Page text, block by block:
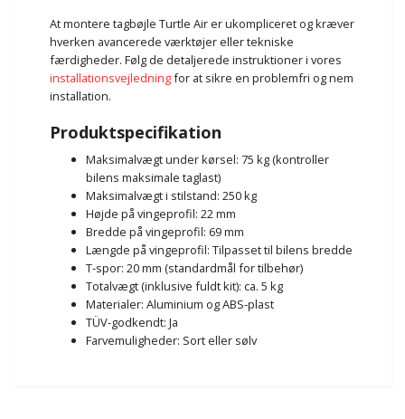
At montere tagbøjle Turtle Air er ukompliceret og kræver
hverken avancerede værktøjer eller tekniske
færdigheder. Følg de detaljerede instruktioner i vores
installationsvejledningfor at sikre en problemfri og nem
installation.
Produktspecifikation
Maksimalvægt under kørsel: 75 kg (kontroller
bilens maksimale taglast)
Maksimalvægt i stilstand: 250 kg
Højde på vingeprofil: 22 mm
Bredde på vingeprofil: 69 mm
Længde på vingeprofil: Tilpasset til bilens bredde
T-spor: 20 mm (standardmål for tilbehør)
Totalvægt (inklusive fuldt kit): ca. 5 kg
Materialer: Aluminium og ABS-plast
TÜV-godkendt: Ja
Farvemuligheder: Sort eller sølv